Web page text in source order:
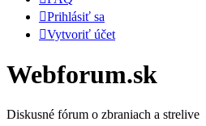
Prihlásiť sa
Vytvoriť účet
Webforum.sk
Diskusné fórum o zbraniach a strelive